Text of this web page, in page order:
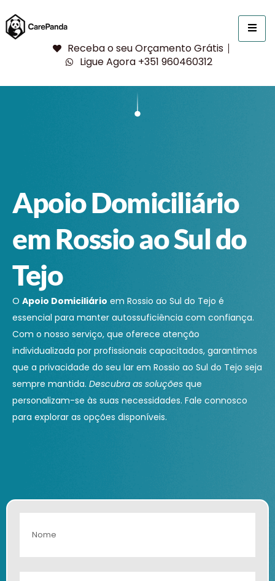
Receba o seu Orçamento Grátis
Ligue Agora +351 960460312
Apoio Domiciliário
em Rossio ao Sul do
Tejo
O Apoio Domiciliário em Rossio ao Sul do Tejo é
essencial para manter autossuficiência com confiança.
Com o nosso serviço, que oferece atenção
individualizada por profissionais capacitados, garantimos
que a privacidade do seu lar em Rossio ao Sul do Tejo seja
sempre mantida. Descubra as soluções que
personalizam-se às suas necessidades. Fale connosco
para explorar as opções disponíveis.